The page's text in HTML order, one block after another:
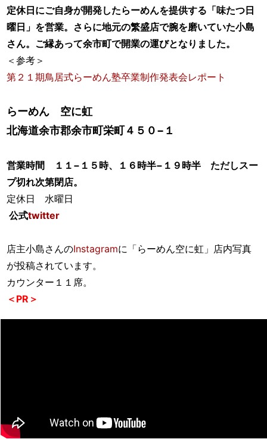
定休日にご自身が開発したらーめんを提供する「味たつ日
曜日」を営業。さらに地元の繁盛店で腕を磨いていた小島
さん。ご縁あって余市町で開業の運びとなりました。
＜参考＞
第２１期鳥居式らーめん塾卒業制作発表会レポート
らーめん 空に虹
北海道余市郡余市町栄町４５０−１
営業時間 １１−１５時、１６時半−１９時半 ただしスー
プ切れ次第閉店。
定休日 水曜日
公式twitter
店主小島さんのInstagramに「らーめん空に虹」店内写真
が投稿されています。
カウンター１１席。
＜PR＞